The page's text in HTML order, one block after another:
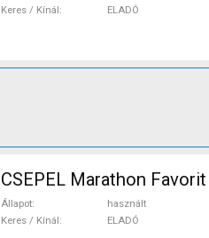
Keres / Kínál
ELADÓ
CSEPEL Marathon
Állapot
használt
Keres / Kínál
ELADÓ